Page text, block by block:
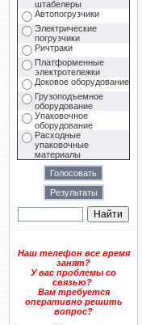
штабелеры
Автопогрузчики
Электрические
погрузчики
Ричтраки
Платформенные
электротележки
Доковое оборудование
Грузоподъемное
оборудование
Упаковочное
оборудование
Расходные
упаковочные
материалы
Наш телефон все время
занят?
У вас проблемы со
связью?
Вам требуется
оперативно решить
вопрос?